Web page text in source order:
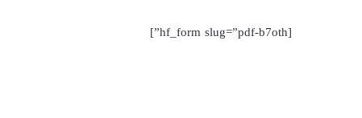
[hf_form slug=”pdf-b7oth”]